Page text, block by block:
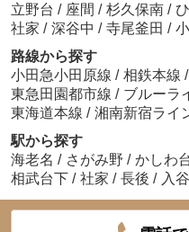
立野台 / 座間 / 杉久保南 /
社家 / 深谷中 / 寺尾釜田 /
路線から探す
小田急小田原線 / 相鉄本線 /
東急田園都市線 / ブルーラ
東海道本線 / 湘南新宿ライ
駅から探す
海老名 / さがみ野 / かしわ
相武台下 / 社家 / 長後 / 入谷